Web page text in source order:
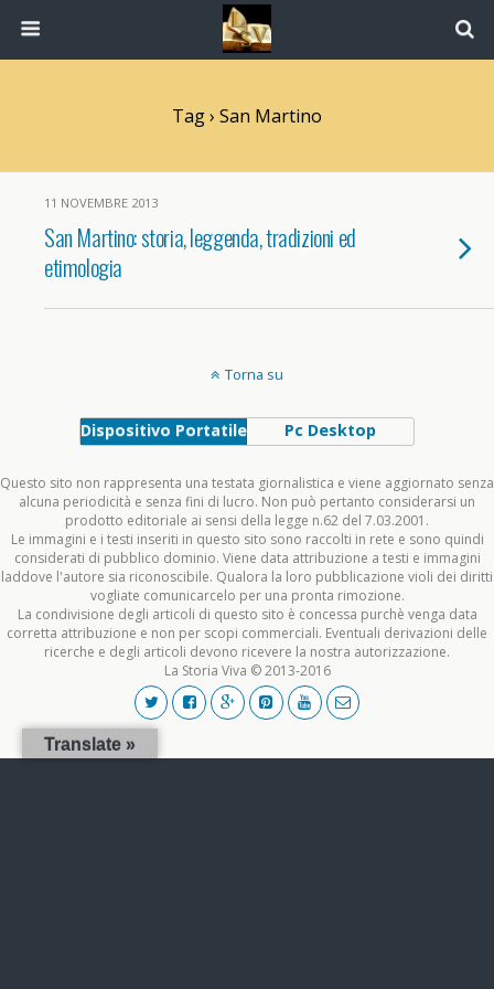
Tag › San Martino
11 NOVEMBRE 2013
San Martino: storia, leggenda, tradizioni ed
etimologia
Torna su
Dispositivo Portatile Pc Desktop
Questo sito non rappresenta una testata giornalistica e viene aggiornato senza
alcuna periodicità e senza fini di lucro. Non può pertanto considerarsi un
prodotto editoriale ai sensi della legge n.62 del 7.03.2001.
Le immagini e i testi inseriti in questo sito sono raccolti in rete e sono quindi
considerati di pubblico dominio. Viene data attribuzione a testi e immagini
laddove l'autore sia riconoscibile. Qualora la loro pubblicazione violi dei diritti
vogliate comunicarcelo per una pronta rimozione.
La condivisione degli articoli di questo sito è concessa purchè venga data
corretta attribuzione e non per scopi commerciali. Eventuali derivazioni delle
ricerche e degli articoli devono ricevere la nostra autorizzazione.
La Storia Viva © 2013-2016
Translate »